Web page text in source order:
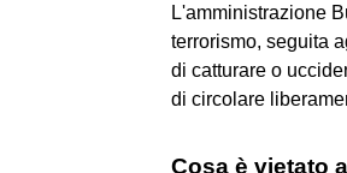
L'amministrazione
terrorismo, seguita
di catturare o
di circolare
Cosa è vietato